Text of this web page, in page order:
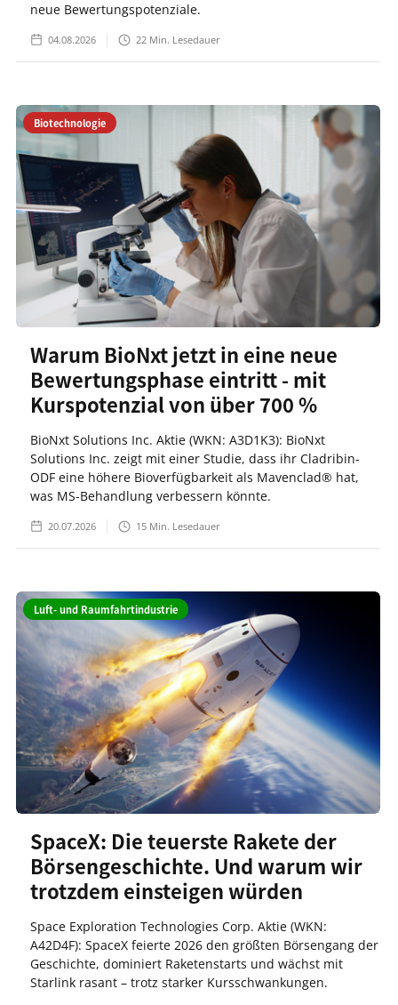
neue Bewertungspotenziale.
04.08.2026 22 Min. Lesedauer
Biotechnologie
Warum BioNxt jetzt in eine neue
Bewertungsphase eintritt - mit
Kurspotenzial von über 700 %
BioNxt Solutions Inc. Aktie (WKN: A3D1K3): BioNxt
Solutions Inc. zeigt mit einer Studie, dass ihr Cladribin-
ODF eine höhere Bioverfügbarkeit als Mavenclad® hat,
was MS-Behandlung verbessern könnte.
20.07.2026 15 Min. Lesedauer
Luft- und Raumfahrtindustrie
SpaceX: Die teuerste Rakete der
Börsengeschichte. Und warum wir
trotzdem einsteigen würden
Space Exploration Technologies Corp. Aktie (WKN:
A42D4F): SpaceX feierte 2026 den größten Börsengang der
Geschichte, dominiert Raketenstarts und wächst mit
Starlink rasant – trotz starker Kursschwankungen.